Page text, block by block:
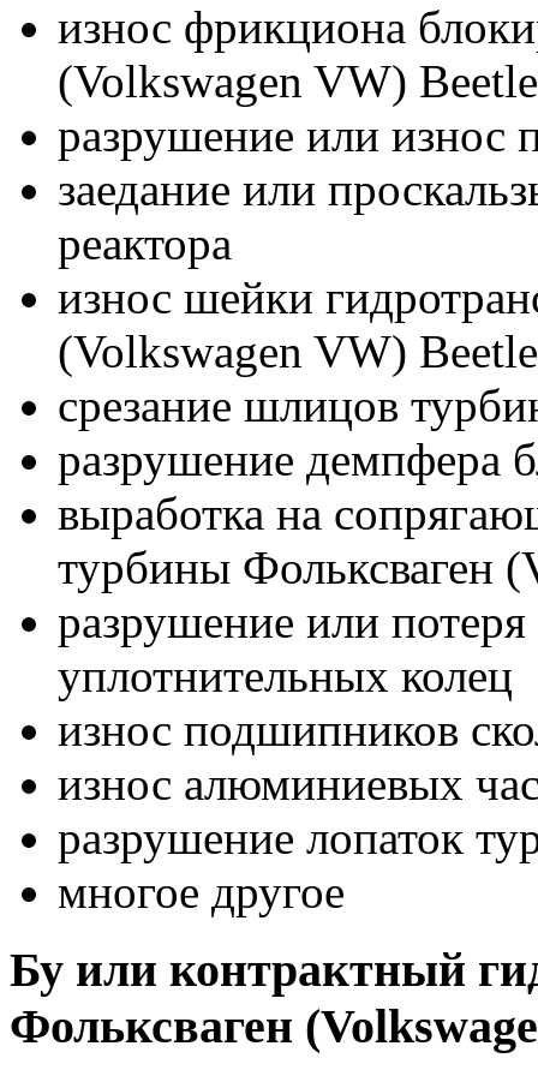
износ фрикциона
(Volkswagen VW) Beetle
разрушение или износ
заедание или
реактора
износ шейки
(Volkswagen VW) Beetle
срезание шлицов
разрушение демпфера
выработка на
турбины Фольксваген
разрушение или
уплотнительных колец
износ подшипников
износ алюминиевых
разрушение лопаток
многое другое
Бу или контрактный
Фольксваген